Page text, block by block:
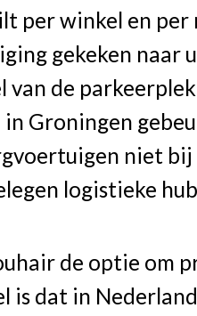
per winkel en per
gekeken naar
van de
Groningen
niet
logistieke
de optie om
is dat in